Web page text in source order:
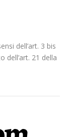
dell’art. 3 bis
dell’art. 21 della